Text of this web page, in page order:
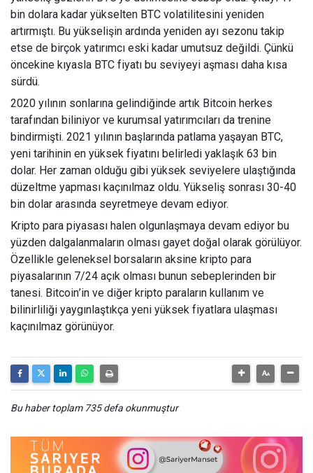
bin dolara kadar yükselten BTC volatilitesini yeniden
artırmıştı. Bu yükselişin ardında yeniden ayı sezonu takip
etse de birçok yatırımcı eski kadar umutsuz değildi. Çünkü
öncekine kıyasla BTC fiyatı bu seviyeyi aşması daha kısa
sürdü.
2020 yılının sonlarına gelindiğinde artık Bitcoin herkes
tarafından biliniyor ve kurumsal yatırımcıları da trenine
bindirmişti. 2021 yılının başlarında patlama yaşayan BTC,
yeni tarihinin en yüksek fiyatını belirledi yaklaşık 63 bin
dolar. Her zaman olduğu gibi yüksek seviyelere ulaştığında
düzeltme yapması kaçınılmaz oldu. Yükseliş sonrası 30-40
bin dolar arasında seyretmeye devam ediyor.
Kripto para piyasası halen olgunlaşmaya devam ediyor bu
yüzden dalgalanmaların olması gayet doğal olarak görülüyor.
Özellikle geleneksel borsaların aksine kripto para
piyasalarının 7/24 açık olması bunun sebeplerinden bir
tanesi. Bitcoin’in ve diğer kripto paraların kullanım ve
bilinirliliği yaygınlaştıkça yeni yüksek fiyatlara ulaşması
kaçınılmaz görünüyor.
Bu haber toplam 735 defa okunmuştur